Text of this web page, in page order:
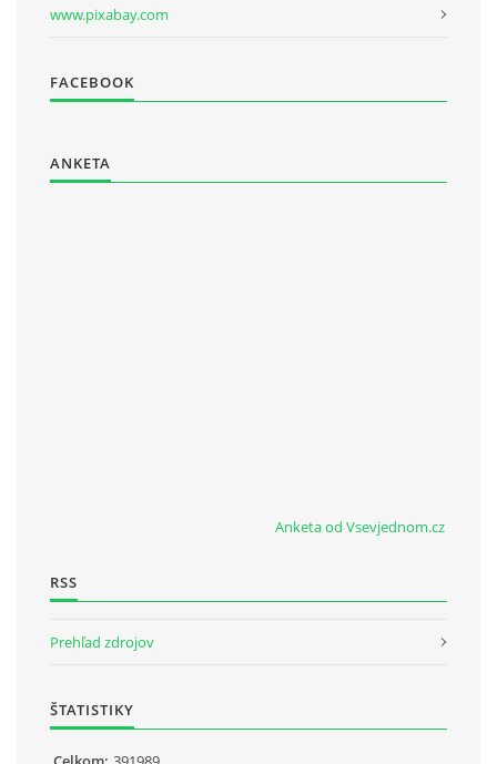
www.pixabay.com
FACEBOOK
ANKETA
Anketa od Vsevjednom.cz
RSS
Prehľad zdrojov
ŠTATISTIKY